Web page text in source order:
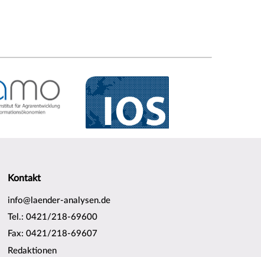
Kontakt
info@laender-analysen.de
Tel.: 0421/218-69600
Fax: 0421/218-69607
Redaktionen